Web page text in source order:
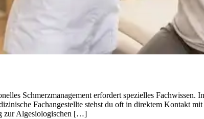
Schmerzmanagement erfordert spezielles Fachwissen.
Fachangestellte stehst du oft in direktem Kontakt
zur Algesiologischen […]